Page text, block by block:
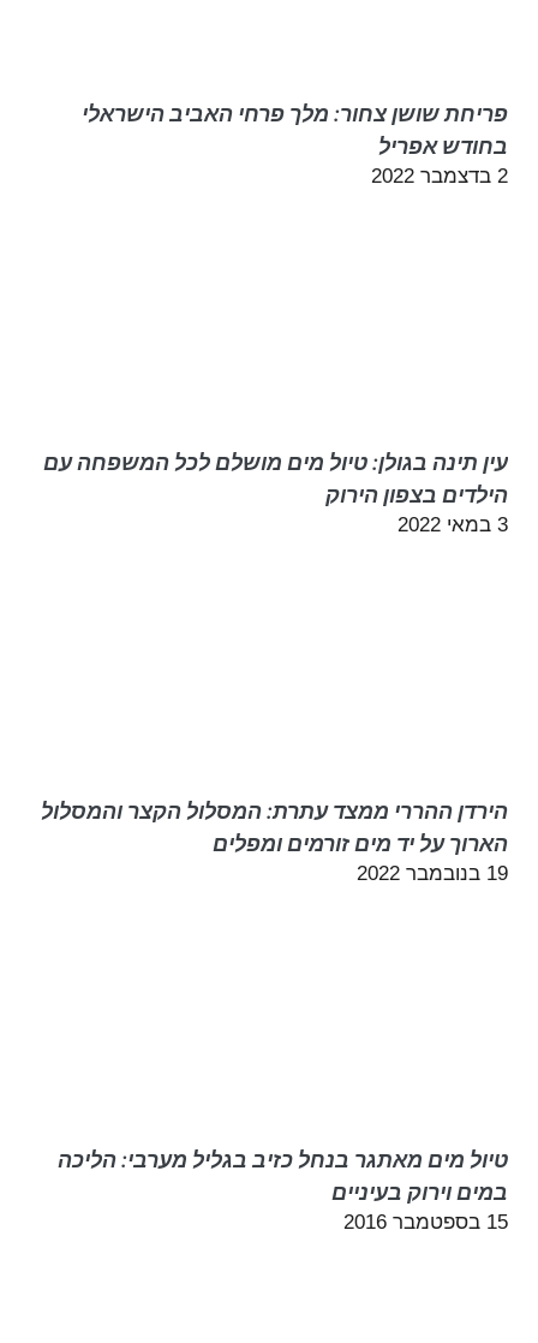
פריחת שושן צחור: מלך פרחי האביב הישראלי
בחודש אפריל
2 בדצמבר 2022
עין תינה בגולן: טיול מים מושלם לכל המשפחה עם
הילדים בצפון הירוק
3 במאי 2022
הירדן ההררי ממצד עתרת: המסלול הקצר והמסלול
הארוך על יד מים זורמים ומפלים
19 בנובמבר 2022
טיול מים מאתגר בנחל כזיב בגליל מערבי: הליכה
במים וירוק בעיניים
15 בספטמבר 2016